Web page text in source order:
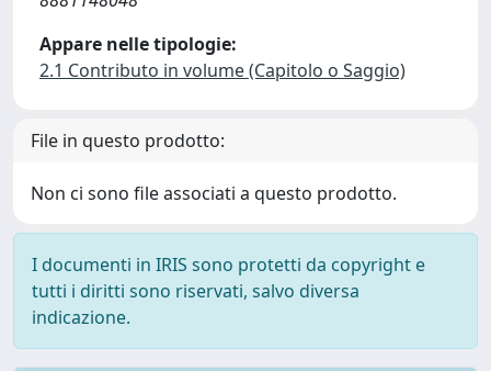
Appare nelle tipologie:
2.1 Contributo in volume (Capitolo o Saggio)
File in questo prodotto:
Non ci sono file associati a questo prodotto.
I documenti in IRIS sono protetti da copyright e
tutti i diritti sono riservati, salvo diversa
indicazione.